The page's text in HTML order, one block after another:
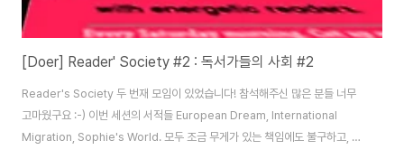
[Doer] Reader' Society #2 : 독서가들의 사회 #2
Reader's Society 두 번재 모임이 있었습니다! 참석해주신 많은 분들 너무
고마웠구요 :-) 이번 세션의 서적들 European Dream, International
Migration, Sophie's World. 모두 조금 무게가 있는 책임에도 불구하고, 모